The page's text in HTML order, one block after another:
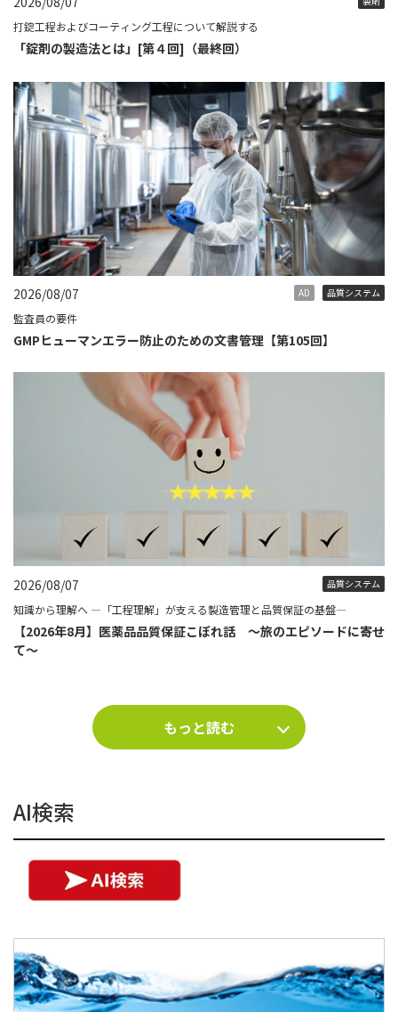
打錠工程およびコーティング工程について解説する
「錠剤の製造法とは」[第４回]（最終回）
2026/08/07 AD 品質システム
監査員の要件
GMPヒューマンエラー防止のための文書管理【第105回】
2026/08/07 品質システム
知識から理解へ ―「工程理解」が支える製造管理と品質保証の基盤―
【2026年8月】医薬品品質保証こぼれ話 ～旅のエピソードに寄せ
て～
もっと読む
AI検索